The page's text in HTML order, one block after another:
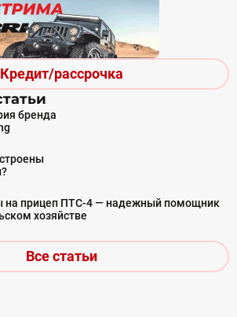
Кредит/рассрочка
бренда
на прицеп ПТС-4 — надежный помощник
хозяйстве
Все статьи